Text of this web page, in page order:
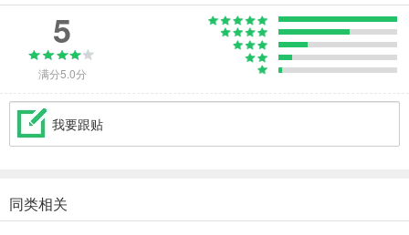
5
满分5.0分
我要跟贴
同类相关